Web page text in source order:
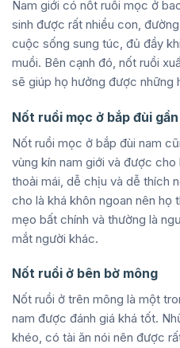
Nam giới có nốt ruồi mọc ở
sinh được rất nhiều con,
cuộc sống sung túc, đủ đầy
muồi. Bên cạnh đó, nốt ruồi
sẽ giúp họ hưởng được những
Nốt ruồi mọc ở bắp đùi
Nốt ruồi mọc ở bắp đùi nam
vùng kín nam giới và được
thoải mái, dễ chịu và dễ thích
cho là khá khôn ngoan nên họ
mẹo bất chính và thường là
mắt người khác.
Nốt ruồi ở bên bờ mông
Nốt ruồi ở trên mông là một
nam được đánh giá khá tốt.
khéo, có tài ăn nói nên được